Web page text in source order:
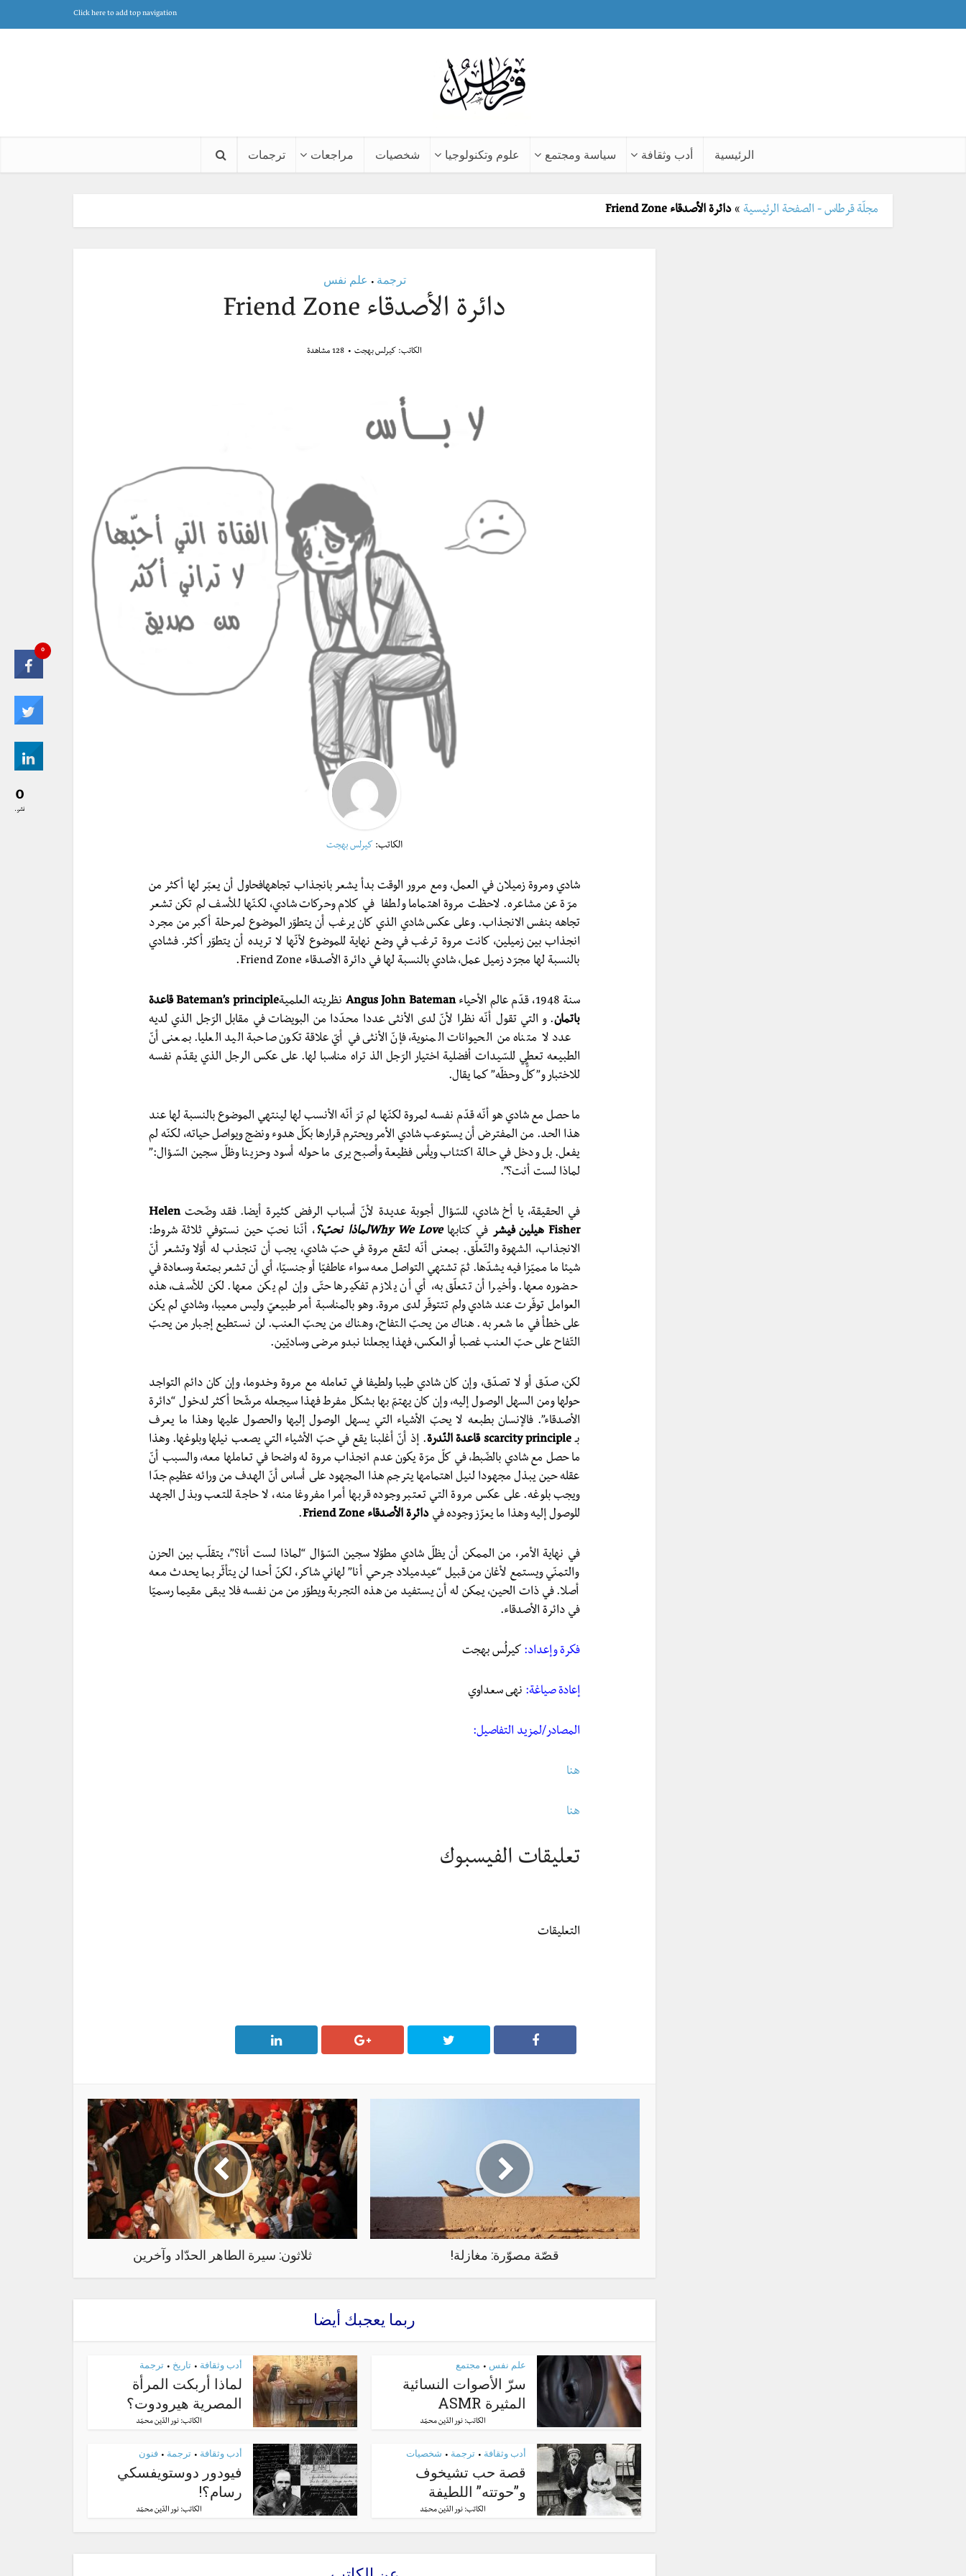
Click here to add top navigation
الرئيسية أدب وثقافة سياسة ومجتمع علوم وتكنولوجيا شخصيات مراجعات ترجمات
مجلّة قرطاس - الصفحة الرئيسية » دائرة الأصدقاء Friend Zone
ترجمة • علم نفس
دائرة الأصدقاء Friend Zone
الكاتب: كيرلس بهجت 128 مشاهدة
الكاتب: كيرلس بهجت
شادي ومروة زميلان في العمل، ومع مرور الوقت بدأ يشعر بانجذاب تجاههافحاول أن يعبّر لها أكثر من
مرّة عن مشاعره. لاحظت مروة اهتماما ولطفا في كلام وحركات شادي، لكنّها للأسف لم تكن تشعر
تجاهه بنفس الانجذاب. وعلى عكس شادي الذي كان يرغب أن يتطوّر الموضوع لمرحلة أكبر من مجرد
انجذاب بين زميلين، كانت مروة ترغب في وضع نهاية للموضوع لأنّها لا تريده أن يتطوّر أكثر. فشادي
بالنسبة لها مجرّد زميل عمل، شادي بالنسبة لها في دائرة الأصدقاء Friend Zone.
سنة 1948، قدّم عالم الأحياء Angus John Bateman نظريته العلمية
Bateman’s principle قاعدة
باتمان. و التي تقول أنّه نظرا لأنّ لدى الأنثى عددا محدّدا من البويضات في مقابل الرّجل الذي لديه
عدد لا متناه من الحيوانات المنوية، فإنّ الأنثى في أيّ علاقة تكون صاحبة اليد العليا. بمعنى أنّ
الطبيعه تعطي للسّيدات أفضلية اختيار الرّجل الذ تراه مناسبا لها. على عكس الرجل الذي يقدّم نفسه
للاختبار و”كلٌّ وحظّه” كما يقال.
ما حصل مع شادي هو أنّه قدّم نفسه لمروة لكنّها لم ترَ أنّه الأنسب لها لينتهي الموضوع بالنسبة لها عند
هذا الحد. من المفترض أن يستوعب شادي الأمر ويحترم قرارها بكلّ هدوء ونضج ويواصل حياته، لكنّه لم
يفعل. بل ودخل في حالة اكتئاب ويأس فظيعة وأصبح يرى ما حوله أسود وحزينا وظلّ سجين السّؤال:”
لماذا لست أنت؟”.
في الحقيقة، يا أخ شادي، للسّؤال أجوبة عديدة لأنّ أسباب الرفض كثيرة أيضا. فقد وضّحتHelen
Fisher هيلين فيشر
في كتابها Why We Love لماذا نحبّ؟ ، أنّنا نحبّ حين نستوفي ثلاثة شروط:
الانجذاب، الشهوة والتّعلّق. بمعنى أنّه لتقع مروة في حبّ شادي، يجب أن تنجذب له أوّلا وتشعر أنّ
شيئا ما مميّزا فيه يشدّها. ثمّ تشتهي التواصل معه سواء عاطفيّا أو جنسيّا، أي أن تشعر بمتعة وسعادة في
حضوره معها. وأخيرا أن تتعلّق به، أي أن يلازم تفكيرها حتّى وإن لم يكن معها. لكن للأسف، هذه
العوامل توفّرت عند شادي ولم تتتوفّر لدى مروة. وهو بالمناسبة أمر طبيعيّ وليس معيبا، وشادي لم يكن
على خطأ في ما شعر به. هناك من يحبّ التفاح، وهناك من يحبّ العنب. لن نستطيع إجبار من يحبّ
التّفاح على حبّ العنب غصبا أو العكس، فهذا يجعلنا نبدو مرضى وساديّين.
لكن، صدّق أو لا تصدّق، وإن كان شادي طيبا ولطيفا في تعامله مع مروة وخدوما، وإن كان دائم التواجد
حولها ومن السهل الوصول إليه، وإن كان يهتمّ بها بشكل مفرط فهذا سيجعله مرشّحا أكثر لدخول “دائرة
الأصدقاء”. فالإنسان بطبعه لا يحبّ الأشياء التي يسهل الوصول إليها والحصول عليها وهذا ما يعرف
بـ scarcity principle قاعدة النّدرة
. إذ أنّ أغلبنا يقع في حبّ الأشياء التي يصعب نيلها وبلوغها. وهذا
ما حصل مع شادي بالضّبط، في كلّ مرّة يكون عدم انجذاب مروة له واضحا في تعاملها معه، والسبب أنّ
عقله حين يبذل مجهودا لنيل اهتمامها يترجم هذا المجهود على أساس أنّ الهدف من ورائه عظيم جدّا
ويجب بلوغه. على عكس مروة التي تعتبر وجوده قربها أمرا مفروغا منه، لا حاجة للتعب وبذل الجهد
للوصول إليه وهذا ما يعزّز وجوده في دائرة الأصدقاء Friend Zone
.
في نهاية الأمر، من الممكن أن يظلّ شادي مطوّلا سجين السّؤال “لماذا لست أنا؟”، يتقلّب بين الحزن
والتمنّي ويستمع لأغان من قبيل “عيدميلاد جرحي أنا” لهاني شاكر، لكنّ أحدا لن يتأثّر بما يحدث معه
أصلا. في ذات الحين، يمكن له أن يستفيد من هذه التجربة ويطوّر من من نفسه فلا يبقى مقيما رسميّا
في دائرة الأصدقاء.
فكرة وإعداد: كيرلُس بهجت
إعادة صياغة: نهى سعداوي
المصادر/لمزيد التفاصيل:
هنا
هنا
تعليقات الفيسبوك
التعليقات
ثلاثون: سيرة الطاهر الحدّاد وآخرين قصّة مصوّرة: مغازلة!
ربما يعجبك أيضا
علم نفس • مجتمع
سرّ الأصوات النسائية
المثيرة ASMR
الكاتب:نور الدّين محمّد
أدب وثقافة • تاريخ • ترجمة
لماذا أربكت المرأة
المصرية هيرودوت؟
الكاتب:نور الدّين محمّد
أدب وثقافة • ترجمة • شخصيات
قصة حب تشيخوف
و”حوتته” اللطيفة
الكاتب:نور الدّين محمّد
أدب وثقافة • ترجمة • فنون
فيودور دوستويفسكي
رسام؟!
الكاتب:نور الدّين محمّد
0
0
نشر..